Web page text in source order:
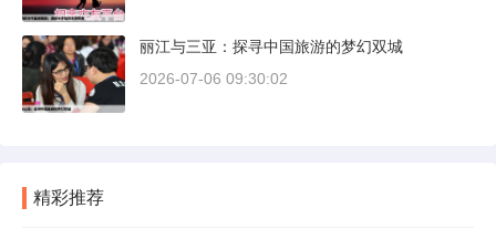
丽江与三亚：探寻中国旅游的梦幻双城
2026-07-06 09:30:02
精彩推荐